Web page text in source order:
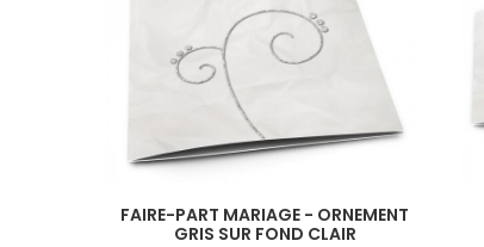
FAIRE-PART MARIAGE - ORNEMENT
GRIS SUR FOND CLAIR